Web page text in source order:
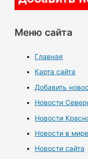
Меню сайта
Главная
Карта сайта
Добавить
Новости
Новости
Новости в мире
Новости сайта